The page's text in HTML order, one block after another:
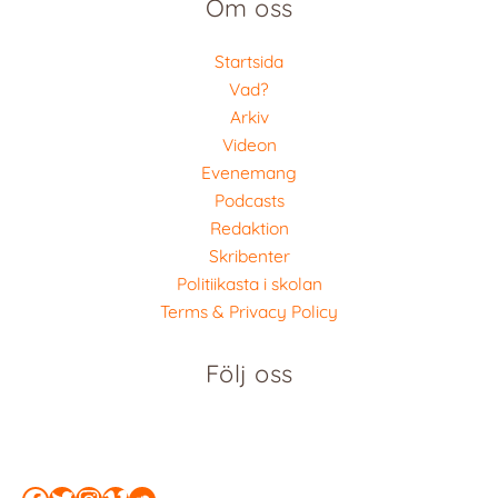
Om oss
Startsida
Vad?
Arkiv
Videon
Evenemang
Podcasts
Redaktion
Skribenter
Politiikasta i skolan
Terms & Privacy Policy
Följ oss